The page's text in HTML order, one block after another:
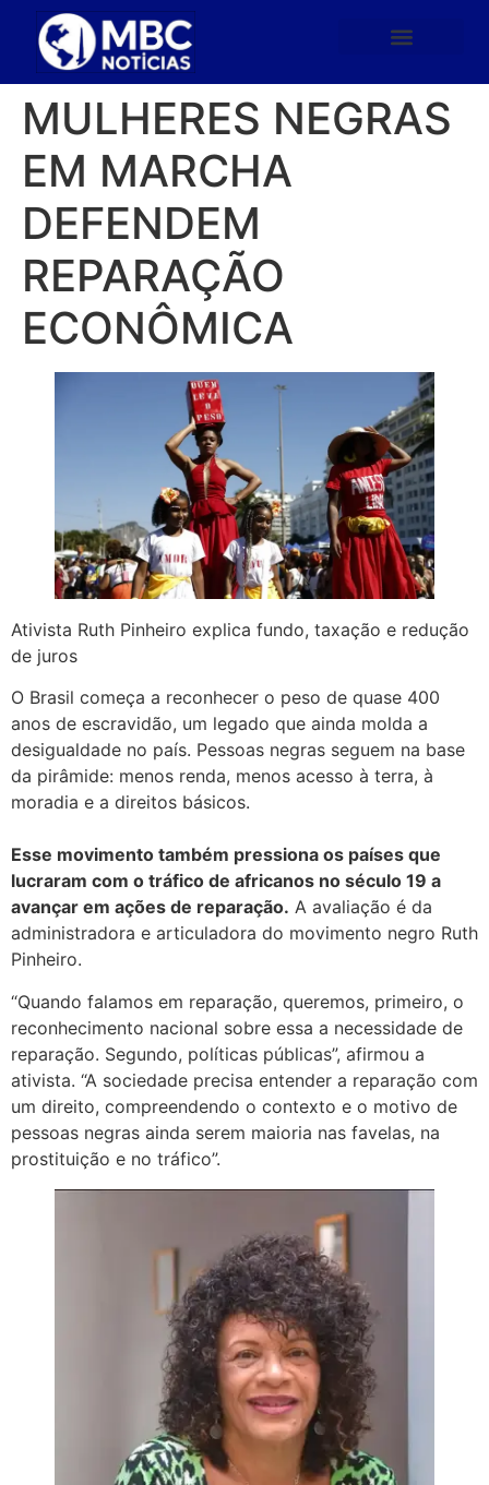
MULHERES NEGRAS
EM MARCHA
DEFENDEM
REPARAÇÃO
ECONÔMICA
Ativista Ruth Pinheiro explica fundo, taxação e redução
de juros
O Brasil começa a reconhecer o peso de quase 400
anos de escravidão, um legado que ainda molda a
desigualdade no país. Pessoas negras seguem na base
da pirâmide: menos renda, menos acesso à terra, à
moradia e a direitos básicos.
Esse movimento também pressiona os países que
lucraram com o tráfico de africanos no século 19 a
avançar em ações de reparação. A avaliação é da
administradora e articuladora do movimento negro Ruth
Pinheiro.
“Quando falamos em reparação, queremos, primeiro, o
reconhecimento nacional sobre essa a necessidade de
reparação. Segundo, políticas públicas”, afirmou a
ativista. “A sociedade precisa entender a reparação com
um direito, compreendendo o contexto e o motivo de
pessoas negras ainda serem maioria nas favelas, na
prostituição e no tráfico”.